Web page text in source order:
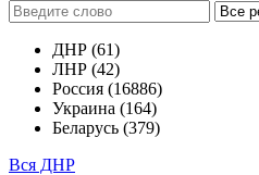
ДНР (61)
ЛНР (42)
Россия (16886)
Украина (164)
Беларусь (379)
Вся ДНР